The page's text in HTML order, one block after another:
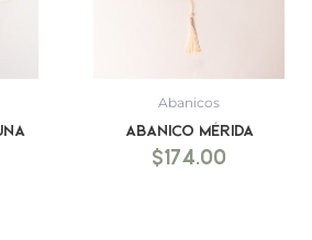
Abanicos
Abanico Mérida
$174.00